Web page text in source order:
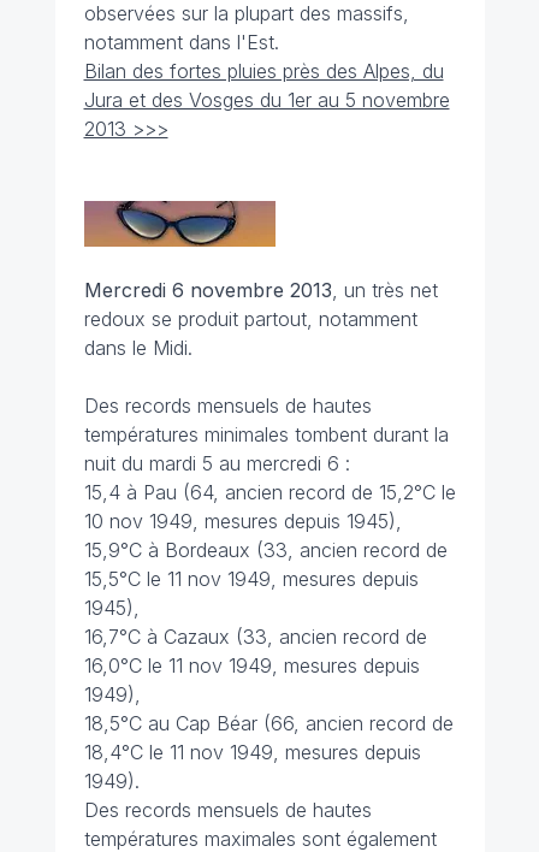
observées sur la plupart des massifs,
notamment dans l'Est.
Bilan des fortes pluies près des Alpes, du
Jura et des Vosges du 1er au 5 novembre
2013 >>>
Mercredi 6 novembre 2013, un très net
redoux se produit partout, notamment
dans le Midi.
Des records mensuels de hautes
températures minimales tombent durant la
nuit du mardi 5 au mercredi 6 :
15,4 à Pau (64, ancien record de 15,2°C le
10 nov 1949, mesures depuis 1945),
15,9°C à Bordeaux (33, ancien record de
15,5°C le 11 nov 1949, mesures depuis
1945),
16,7°C à Cazaux (33, ancien record de
16,0°C le 11 nov 1949, mesures depuis
1949),
18,5°C au Cap Béar (66, ancien record de
18,4°C le 11 nov 1949, mesures depuis
1949).
Des records mensuels de hautes
températures maximales sont également